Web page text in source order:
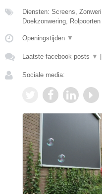
Diensten: Screens,
Doekzonwering, Rolpoorten
Openingstijden ▼
Laatste facebook posts ▼
Sociale media: